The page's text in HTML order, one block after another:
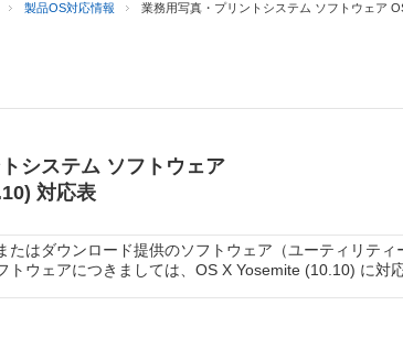
製品OS対応情報 業務用写真・プリントシステム ソフトウェア
システム ソフトウェア
対応表
たはダウンロード提供のソフトウェア（ユーティリティ
ウェアにつきましては、OS X Yosemite (10.10) に対